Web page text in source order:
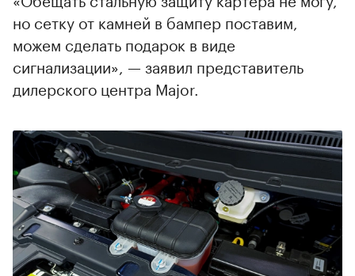
но сетку от камней в бампер поставим,
можем сделать подарок в виде
сигнализации», — заявил представитель
дилерского центра Major.